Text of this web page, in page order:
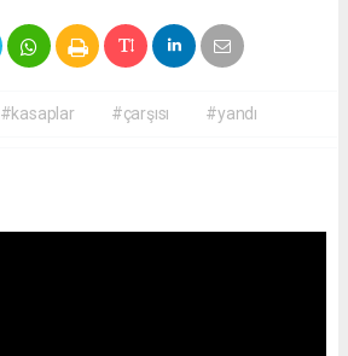
#kasaplar #çarşısı #yandı